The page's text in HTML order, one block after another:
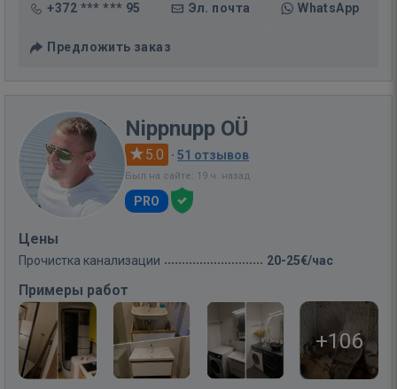
+372 *** *** 95 Эл. почта WhatsApp
Предложить заказ
Nippnupp OÜ
5.0 · 51 отзывов
Был на сайте: 19 ч. назад
PRO
Цены
Прочистка канализации 20-25€/час
Примеры работ
+106